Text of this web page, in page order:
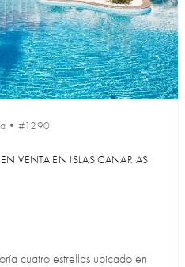
• #1290
EN VENTA EN ISLAS CANARIAS
cuatro estrellas ubicado en